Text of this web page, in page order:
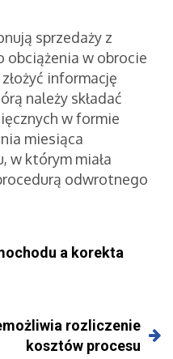
sprzedaży z
obciążenia w obrocie
informację
należy składać
w formie
miesiąca
w którym miała
odwrotnego
a korekta
rozliczenie
kosztów procesu